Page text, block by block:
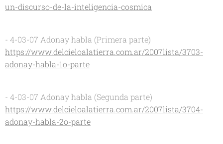
un-discurso-de-la-inteligencia-cosmica
- 4-03-07 Adonay habla (Primera parte)
https://www.delcieloalatierra.com.ar/2007lista/3703-
adonay-habla-1o-parte
- 4-03-07 Adonay habla (Segunda parte)
https://www.delcieloalatierra.com.ar/2007lista/3704-
adonay-habla-2o-parte